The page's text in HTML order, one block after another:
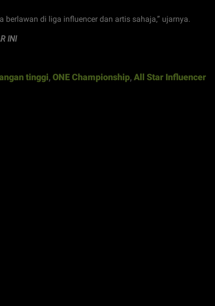
berlawan di liga influencer dan artis sahaja,” ujarnya.
INI
tinggi,ONE Championship,All Star Influencer